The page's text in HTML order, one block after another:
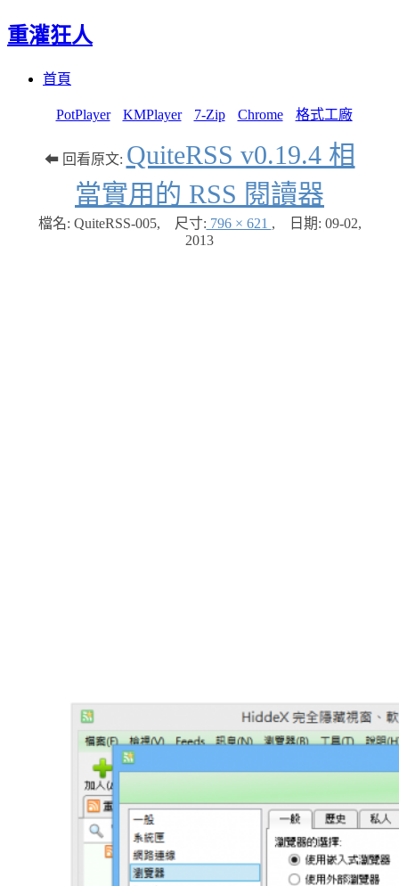
重灌狂人
首頁
PotPlayer KMPlayer 7-Zip Chrome 格式工廠
⬅ 回看原文: QuiteRSS v0.19.4 相
當實用的 RSS 閱讀器
檔名: QuiteRSS-005, 尺寸: 796 × 621 , 日期: 09-02,
2013